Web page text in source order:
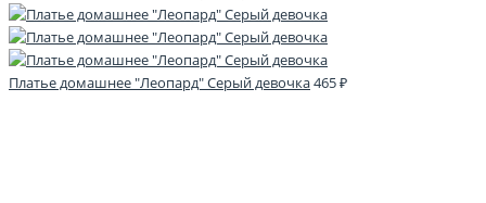
Платье домашнее "Леопард" Серый девочка465 ₽